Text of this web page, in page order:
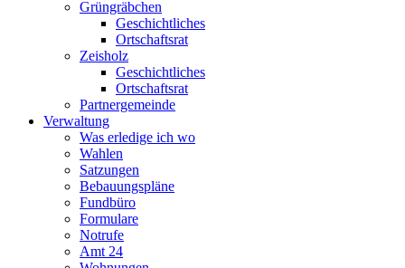
Grüngräbchen
Geschichtliches
Ortschaftsrat
Zeisholz
Geschichtliches
Ortschaftsrat
Partnergemeinde
Verwaltung
Was erledige ich wo
Wahlen
Satzungen
Bebauungspläne
Fundbüro
Formulare
Notrufe
Amt 24